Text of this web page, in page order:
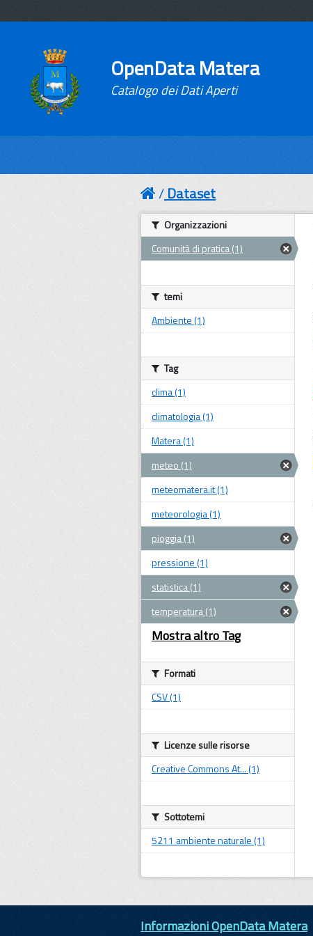
OpenData Matera
Catalogo dei Dati Aperti
Dataset
Organizzazioni
Comunità di pratica (1)
temi
Ambiente (1)
Tag
clima (1)
climatologia (1)
Matera (1)
meteo (1)
meteomatera.it (1)
meteorologia (1)
pioggia (1)
pressione (1)
statistica (1)
temperatura (1)
Mostra altro Tag
Formati
CSV (1)
Licenze sulle risorse
Creative Commons At... (1)
Sottotemi
5211 ambiente naturale (1)
Informazioni OpenData Matera